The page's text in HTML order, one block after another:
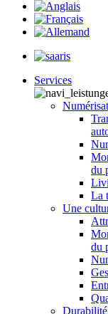
Services
du
La
Une
du